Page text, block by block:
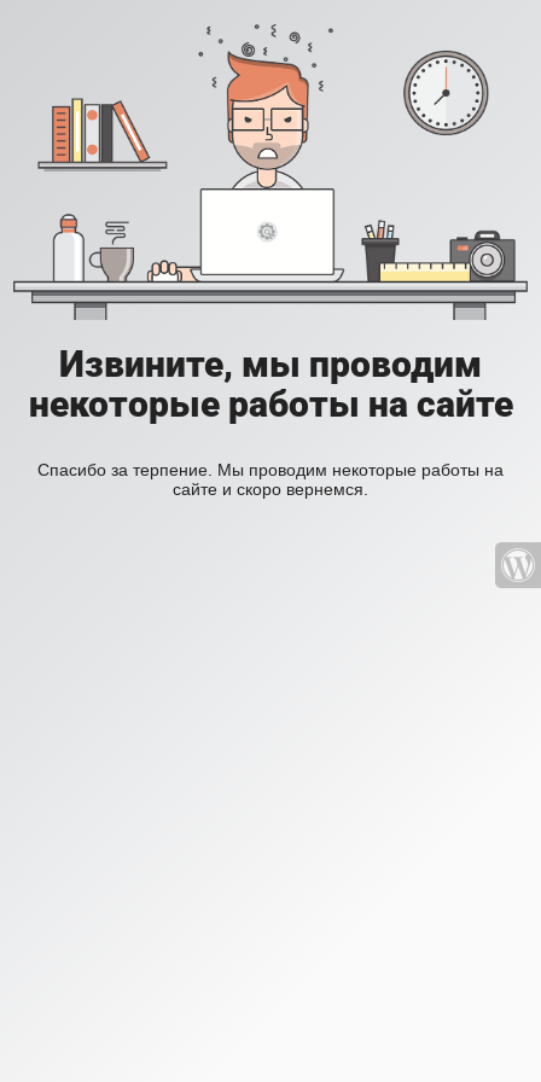
Извините, мы проводим
некоторые работы на сайте
Спасибо за терпение. Мы проводим некоторые работы на
сайте и скоро вернемся.